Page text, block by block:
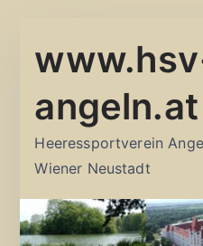
Inhalt
angeln.at
Heeressportverein
Wiener Neustadt